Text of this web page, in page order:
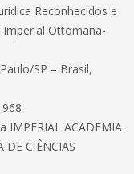
Reconhecidos e
Ottomana-
SP – Brasil,
IMPERIAL ACADEMIA
DE CIÊNCIAS